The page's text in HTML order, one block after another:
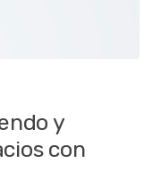
y
con